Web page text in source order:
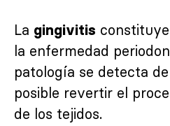
La gingivitis
la enfermedad
patología se detecta
posible revertir el
de los tejidos.